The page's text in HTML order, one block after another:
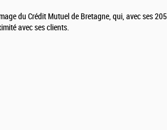
du Crédit Mutuel de Bretagne, qui, avec ses
avec ses clients.